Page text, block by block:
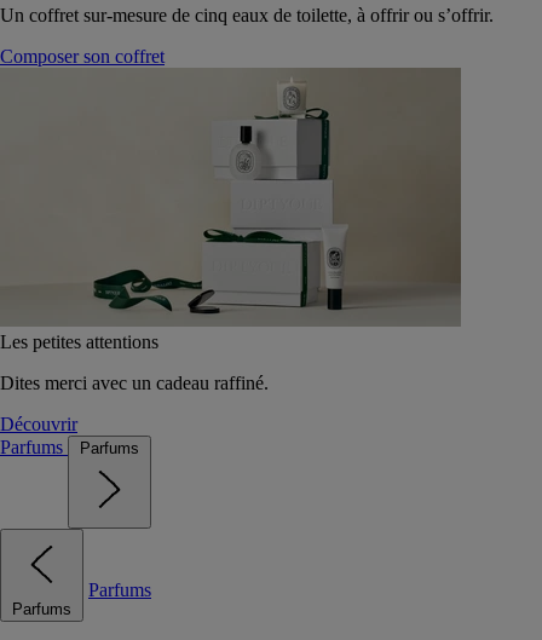
Un coffret sur-mesure de cinq eaux de toilette, à offrir ou s’offrir.
Composer son coffret
Les petites attentions
Dites merci avec un cadeau raffiné.
Découvrir
Parfums
Parfums
Parfums
Parfums